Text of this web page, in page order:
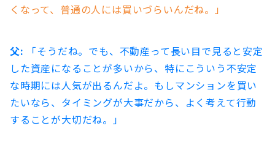
くなって、普通の人には買いづらいんだね。」
父: 「そうだね。でも、不動産って長い目で見ると安定
した資産になることが多いから、特にこういう不安定
な時期には人気が出るんだよ。もしマンションを買い
たいなら、タイミングが大事だから、よく考えて行動
することが大切だね。」